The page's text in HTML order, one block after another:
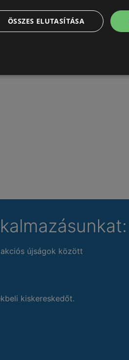
újságok között
kiskereskedőt.
ÖSSZES ELUTASÍTÁSA